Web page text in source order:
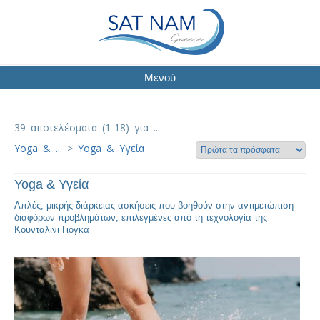
Μενού
39 αποτελέσματα (1-18) για ...
Yoga & ... > Yoga & Υγεία
Yoga & Υγεία
Απλές, μικρής διάρκειας ασκήσεις που βοηθούν στην αντιμετώπιση
διαφόρων προβλημάτων, επιλεγμένες από τη τεχνολογία της
Κουνταλίνι Γιόγκα